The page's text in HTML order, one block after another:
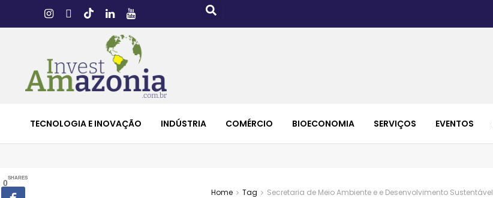
TECNOLOGIA E INOVAÇÃO INDÚSTRIA COMÉRCIO BIOECONOMIA SERVIÇOS EVENTOS
Home Tag Secretaria de Meio Ambiente e e Desenvolvimento Sustentável
0
SHARES